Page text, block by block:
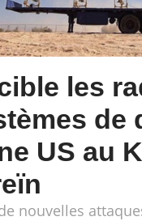
les
de
US au
nouvelles